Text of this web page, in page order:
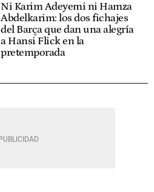
Ni Karim Adeyemi ni Hamza
Abdelkarim: los dos fichajes
del Barça que dan una alegría
a Hansi Flick en la
pretemporada